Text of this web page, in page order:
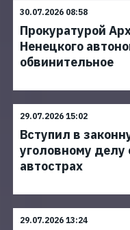
30.07.2026 08:58
Прокуратурой
Ненецкого
обвинительное
29.07.2026 15:02
Вступил в
уголовному
автострах
29.07.2026 13:24